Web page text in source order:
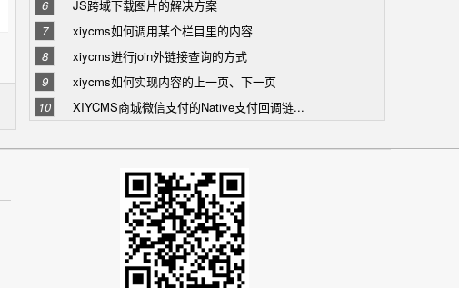
6
JS跨域下载图片的解决方案
7
xiycms如何调用某个栏目里的内容
8
xiycms进行join外链接查询的方式
9
xiycms如何实现内容的上一页、下一页
10
XIYCMS商城微信支付的Native支付回调链...